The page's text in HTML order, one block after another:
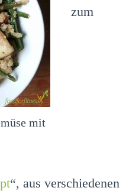
mit
zum
“, aus verschiedenen